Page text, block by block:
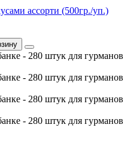
ассорти (500гр./уп.)
- 280 штук для гурманов
- 280 штук для гурманов
- 280 штук для гурманов
- 280 штук для гурманов